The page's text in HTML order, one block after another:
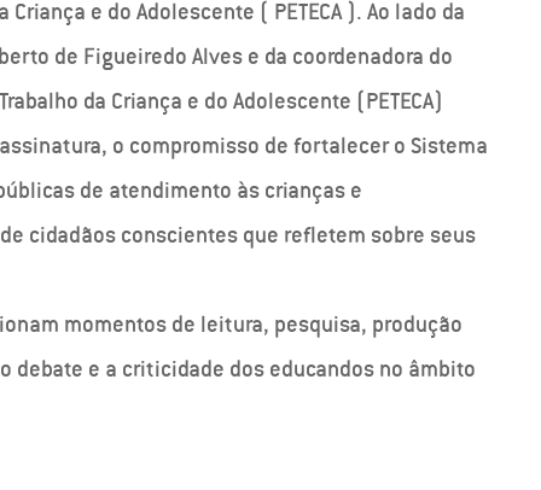
e do Adolescente ( PETECA ). Ao lado da
de Figueiredo Alves e da coordenadora do
da Criança e do Adolescente (PETECA)
o compromisso de fortalecer o Sistema
de atendimento às crianças e
cidadãos conscientes que refletem sobre seus
momentos de leitura, pesquisa, produção
e a criticidade dos educandos no âmbito